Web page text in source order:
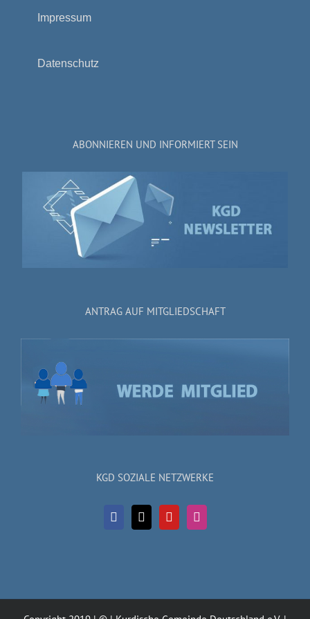
Impressum
Datenschutz
ABONNIEREN UND INFORMIERT SEIN
ANTRAG AUF MITGLIEDSCHAFT
KGD SOZIALE NETZWERKE